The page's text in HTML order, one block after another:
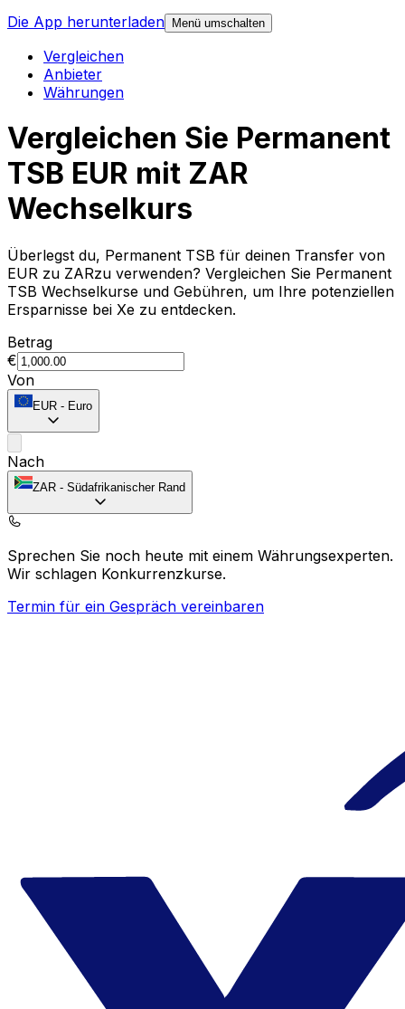
Die App herunterladen
Menü umschalten
Vergleichen
Anbieter
Währungen
Vergleichen Sie Permanent
TSB EUR mit ZAR
Wechselkurs
Überlegst du, Permanent TSB für deinen Transfer von
EUR zu ZARzu verwenden? Vergleichen Sie Permanent
TSB Wechselkurse und Gebühren, um Ihre potenziellen
Ersparnisse bei Xe zu entdecken.
Betrag
€
Von
EUR - Euro
Nach
ZAR - Südafrikanischer Rand
Sprechen Sie noch heute mit einem Währungsexperten.
Wir schlagen Konkurrenzkurse.
Termin für ein Gespräch vereinbaren